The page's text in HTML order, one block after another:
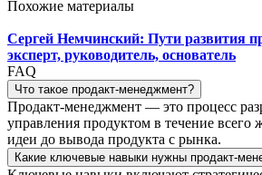
Похожие материалы
Сергей Немчинский: Пути развития
эксперт, руководитель, основатель
FAQ
Что такое продакт-менеджмент?
Продакт-менеджмент — это процесс
управления продуктом в течение всего
идеи до вывода продукта с рынка.
Какие ключевые навыки нужны продакт-